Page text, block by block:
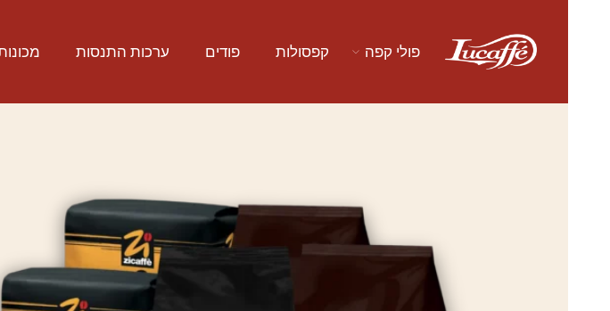
פולי קפה קפסולות פודים ערכות התנסות